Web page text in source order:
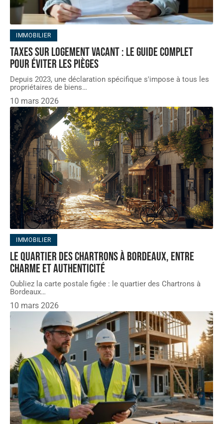
IMMOBILIER
Taxes sur logement vacant : le guide complet
pour éviter les pièges
Depuis 2023, une déclaration spécifique s'impose à tous les
propriétaires de biens…
10 mars 2026
IMMOBILIER
Le quartier des Chartrons à Bordeaux, entre
charme et authenticité
Oubliez la carte postale figée : le quartier des Chartrons à
Bordeaux…
10 mars 2026